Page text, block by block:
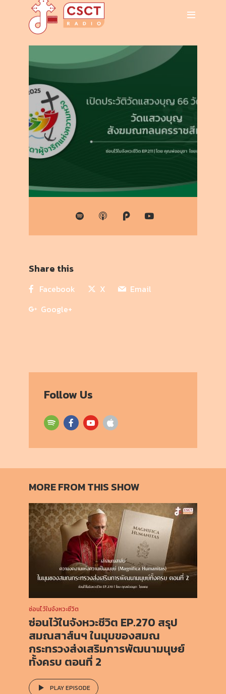
Share this
Facebook X
Email
Google+
Follow Us
MORE FROM THIS SHOW
ซ่อนไว้ในจังหวะชีวิต
ซ่อนไว้ในจังหวะชีวิต EP.270 สรุป
สมณสาส์นฯ ในมุมของสมณ
กระทรวงส่งเสริมการพัฒนามนุษย์
ทั้งครบ ตอนที่ 2
PLAY EPISODE